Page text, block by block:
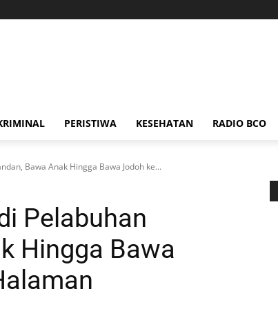
PERISTIWA KESEHATAN RADIO BCO
Bawa Anak Hingga Bawa Jodoh ke...
Pelabuhan
Hingga Bawa